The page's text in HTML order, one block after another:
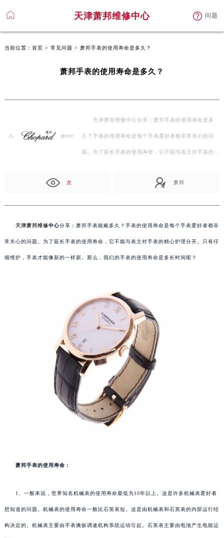
天津萧邦维修中心 问题
当前位置： 首页 > 常见问题 > 萧邦手表的使用寿命是多久？
萧邦手表的使用寿命是多久？
天津萧邦维修中心分享：萧邦手表的使用寿命是多
久？手表的使用寿命是每个手表爱好者都非常关心的问
题。为了延长手表的使用寿命，它不能与表主对手表的精
次 萧邦
天津萧邦维修中心分享：萧邦手表能戴多久？手表的使用寿命是每个手表爱好者都非
常关心的问题。为了延长手表的使用寿命，它不能与表主对手表的精心护理分开。只有仔
细维护，手表才能像新的一样新。那么，我们的手表的使用寿命是多长时间呢？
萧邦手表的使用寿命：
1、一般来说，世界知名机械表的使用寿命最低为10年以上。这是许多机械表爱好者
想知道的问题。机械表的使用寿命一般比石英表短。这是由机械表和石英表的内部运行结
构决定的。机械表主要由手表擒纵调速机构系统运动引起。石英表主要由电池产生电能运